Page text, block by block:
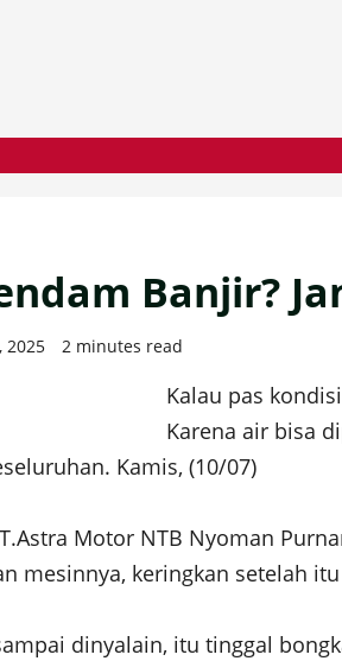
Banjir?
2025 2 minutes read
Kalau pas
Karena air bisa
Kamis, (10/07)
Motor NTB Nyoman
mesinnya, keringkan setelah
dinyalain, itu tinggal